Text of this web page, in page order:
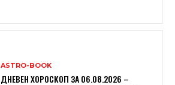
ASTRO-BOOK
ДНЕВЕН ХОРОСКОП ЗА 06.08.2026 –